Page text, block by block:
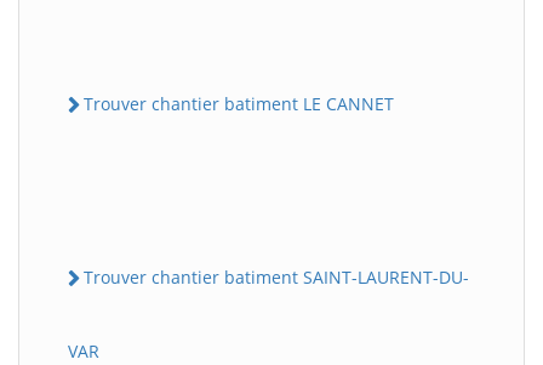
Trouver chantier batiment LE CANNET
Trouver chantier batiment SAINT-LAURENT-DU-
VAR